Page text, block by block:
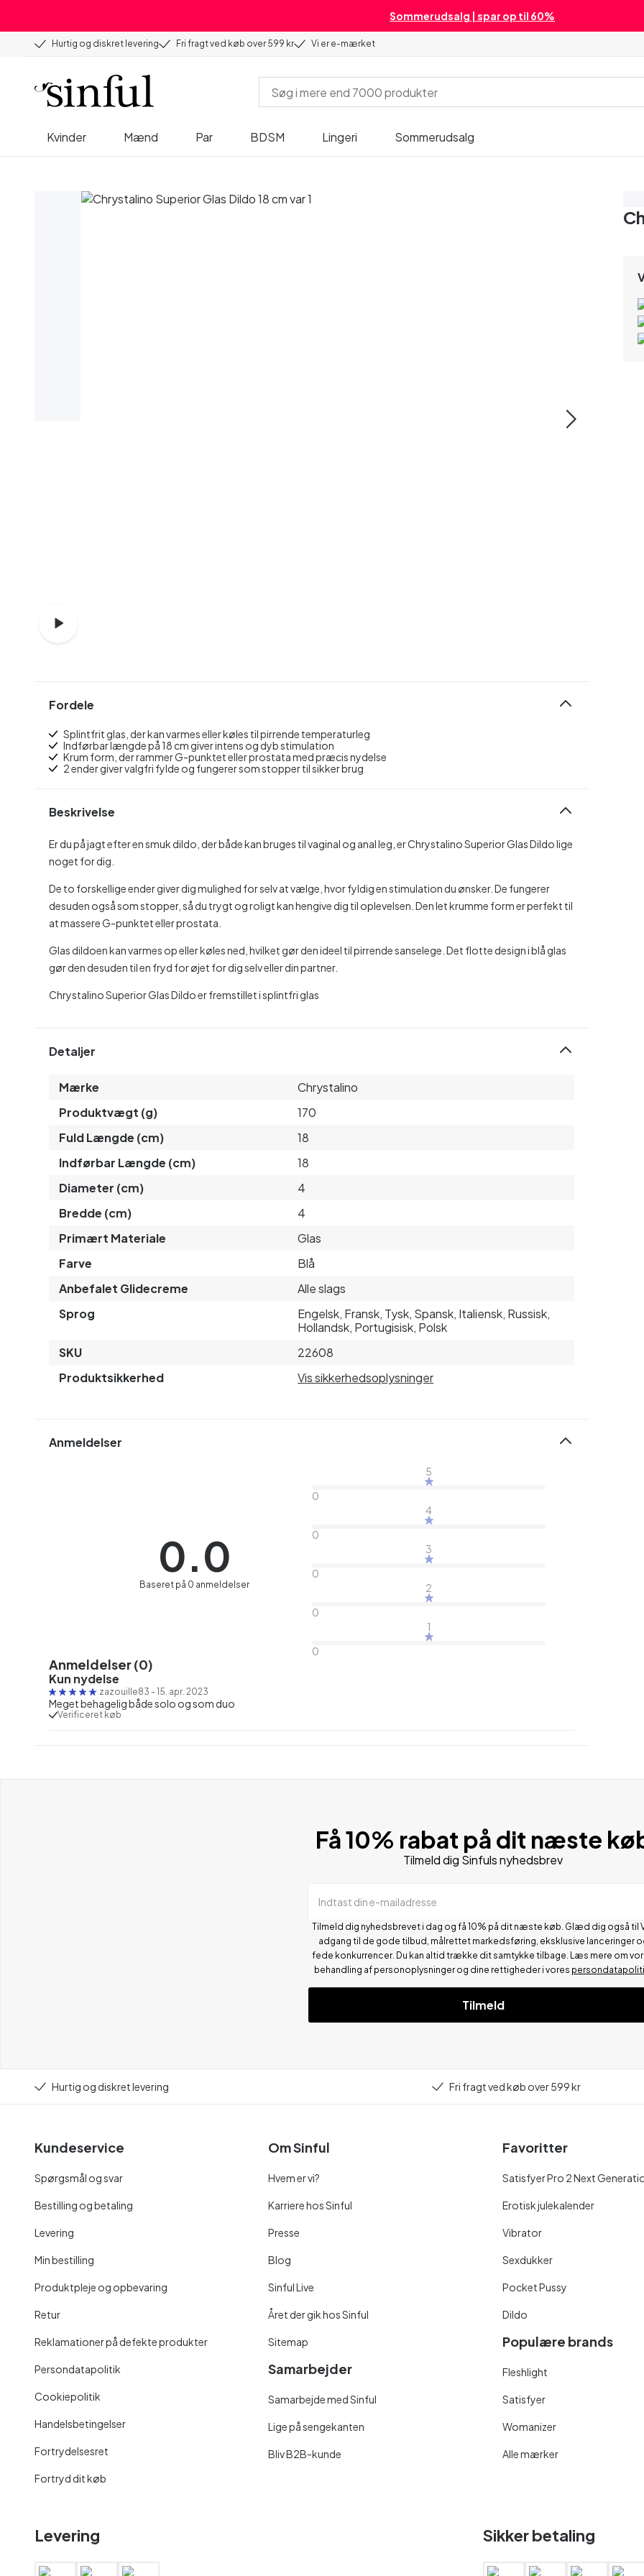
Sommerudsalg | spar op til 60%
Hurtig og diskret levering Fri fragt ved køb over 599 kr Vi er e-mærket
Kvinder Mænd Par BDSM Lingeri Sommerudsalg
Fordele
Splintfrit glas, der kan varmes eller køles til pirrende temperaturleg
Indførbar længde på 18 cm giver intens og dyb stimulation
Krum form, der rammer G-punktet eller prostata med præcis nydelse
2 ender giver valgfri fylde og fungerer som stopper til sikker brug
Beskrivelse
Er du på jagt efter en smuk dildo, der både kan bruges til vaginal og anal leg, er Chrystalino Superior Glas Dildo lige
noget for dig.
De to forskellige ender giver dig mulighed for selv at vælge, hvor fyldig en stimulation du ønsker. De fungerer
desuden også som stopper, så du trygt og roligt kan hengive dig til oplevelsen. Den let krumme form er perfekt til
at massere G-punktet eller prostata.
Glas dildoen kan varmes op eller køles ned, hvilket gør den ideel til pirrende sanselege. Det flotte design i blå glas
gør den desuden til en fryd for øjet for dig selv eller din partner.
Chrystalino Superior Glas Dildo er fremstillet i splintfri glas
Detaljer
Mærke
Chrystalino
Produktvægt (g)
170
Fuld Længde (cm)
18
Indførbar Længde (cm)
18
Diameter (cm)
4
Bredde (cm)
4
Primært Materiale
Glas
Farve
Blå
Anbefalet Glidecreme
Alle slags
Sprog
Engelsk, Fransk, Tysk, Spansk, Italiensk, Russisk,
Hollandsk, Portugisisk, Polsk
SKU
22608
Produktsikkerhed
Vis sikkerhedsoplysninger
Anmeldelser
0.0
Baseret på 0 anmeldelser
5
0
4
0
3
0
2
0
1
0
Anmeldelser (0)
Kun nydelse
zazouille83 - 15. apr. 2023
Meget behagelig både solo og som duo
Verificeret køb
Få 10% rabat på dit næste
Tilmeld dig Sinfuls nyhedsbrev
Indtast din e-mailadresse
Tilmeld dig nyhedsbrevet i dag og få 10% på dit næste køb. Glæd dig også til
adgang til de gode tilbud, målrettet markedsføring, eksklusive lanceringer
fede konkurrencer. Du kan altid trække dit samtykke tilbage. Læs mere om
behandling af personoplysninger og dine rettigheder i vores
Tilmeld
Hurtig og diskret levering Fri fragt ved køb over 599 kr
Kundeservice
Spørgsmål og svar
Bestilling og betaling
Levering
Min bestilling
Produktpleje og opbevaring
Retur
Reklamationer på defekte produkter
Persondatapolitik
Cookiepolitik
Handelsbetingelser
Fortrydelsesret
Fortryd dit køb
Om Sinful
Hvem er vi?
Karriere hos Sinful
Presse
Blog
Sinful Live
Året der gik hos Sinful
Sitemap
Samarbejder
Samarbejde med Sinful
Lige på sengekanten
Bliv B2B-kunde
Favoritter
Satisfyer Pro 2 Next
Erotisk julekalender
Vibrator
Sexdukker
Pocket Pussy
Dildo
Populære brands
Fleshlight
Satisfyer
Womanizer
Alle mærker
Levering Sikker betaling